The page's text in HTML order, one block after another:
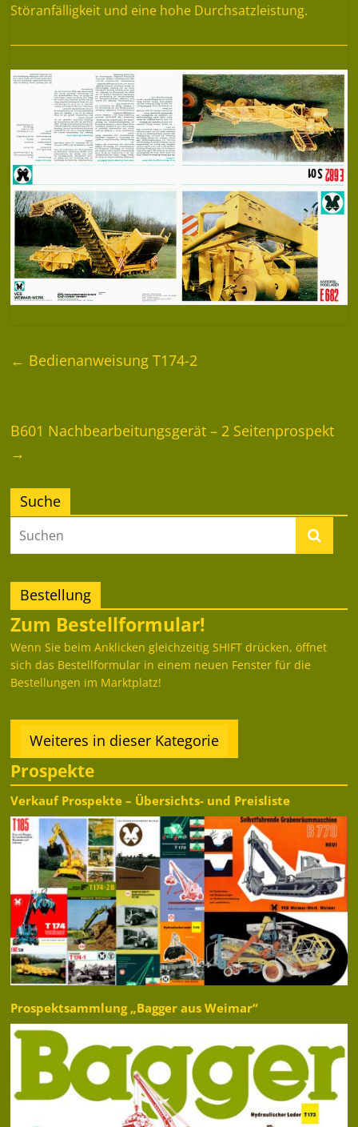
Störanfälligkeit und eine hohe Durchsatzleistung.
← Bedienanweisung T174-2
B601 Nachbearbeitungsgerät – 2 Seitenprospekt
→
Suche
Bestellung
Zum Bestellformular!
Wenn Sie beim Anklicken gleichzeitig SHIFT drücken, öffnet
sich das Bestellformular in einem neuen Fenster für die
Bestellungen im Marktplatz!
Weiteres in dieser Kategorie
Prospekte
Verkauf Prospekte – Übersichts- und Preisliste
Prospektsammlung „Bagger aus Weimar“